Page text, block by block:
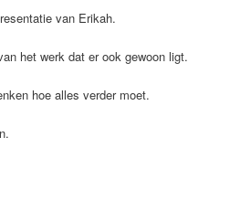
van Erikah.
het werk dat er ook gewoon ligt.
hoe alles verder moet.